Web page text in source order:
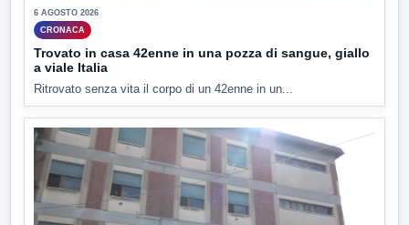
6 AGOSTO 2026
CRONACA
Trovato in casa 42enne in una pozza di sangue, giallo
a viale Italia
Ritrovato senza vita il corpo di un 42enne in un...